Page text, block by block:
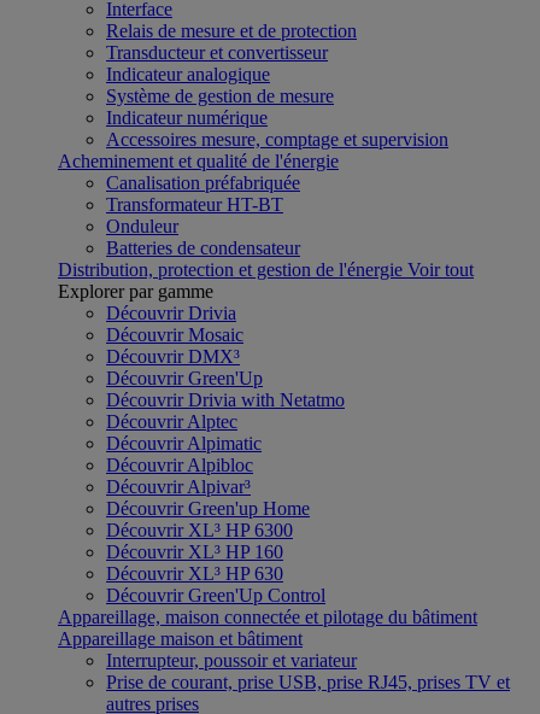
Interface
Relais de mesure et de protection
Transducteur et convertisseur
Indicateur analogique
Système de gestion de mesure
Indicateur numérique
Accessoires mesure, comptage et supervision
Acheminement et qualité de l'énergie
Canalisation préfabriquée
Transformateur HT-BT
Onduleur
Batteries de condensateur
Distribution, protection et gestion de l'énergie Voir tout
Explorer par gamme
Découvrir Drivia
Découvrir Mosaic
Découvrir DMX³
Découvrir Green'Up
Découvrir Drivia with Netatmo
Découvrir Alptec
Découvrir Alpimatic
Découvrir Alpibloc
Découvrir Alpivar³
Découvrir Green'up Home
Découvrir XL³ HP 6300
Découvrir XL³ HP 160
Découvrir XL³ HP 630
Découvrir Green'Up Control
Appareillage, maison connectée et pilotage du bâtiment
Appareillage maison et bâtiment
Interrupteur, poussoir et variateur
Prise de courant, prise USB, prise RJ45, prises TV et
autres prises